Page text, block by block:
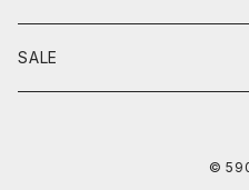
鉛筆補助軸
590&Co.
SALE
©